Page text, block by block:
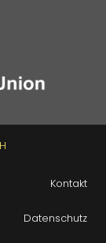
Kontakt
Datenschutz